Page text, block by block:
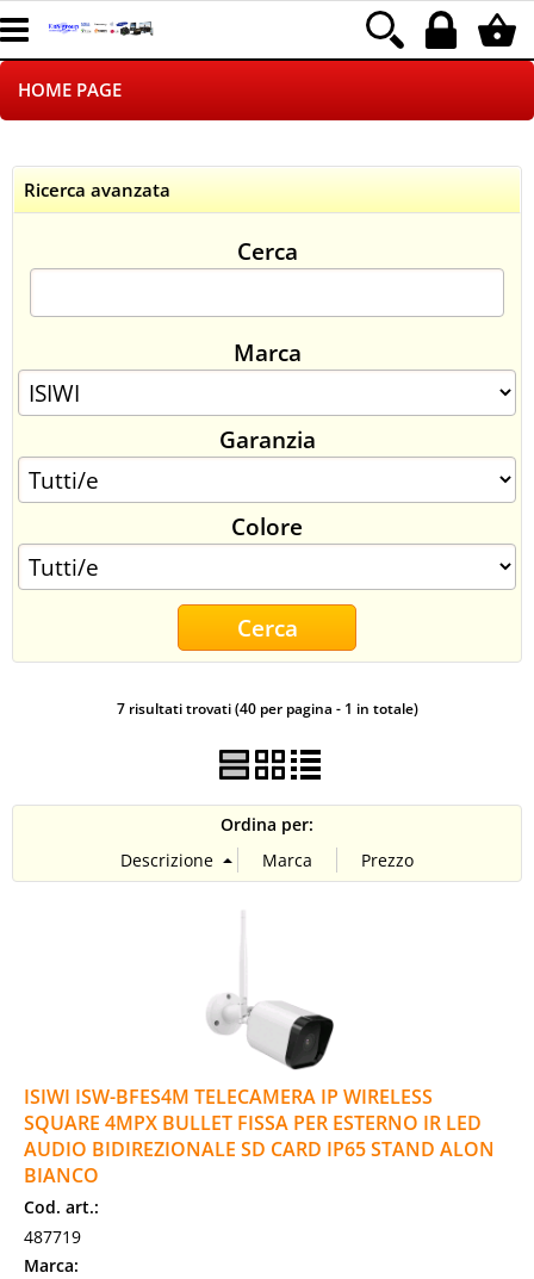
HOME PAGE
LOGISTICA
NEGOZI ON LINE
SINCRONIZZATI CON NOI
SPEDIZIONI
CONTATTI
Ricerca avanzata
Cerca
Marca
Garanzia
Colore
7 risultati trovati (40 per pagina - 1 in totale)
Ordina per:
ISIWI ISW-BFES4M TELECAMERA IP WIRELESS
SQUARE 4MPX BULLET FISSA PER ESTERNO IR LED
AUDIO BIDIREZIONALE SD CARD IP65 STAND ALON
BIANCO
Cod. art.:
487719
Marca: